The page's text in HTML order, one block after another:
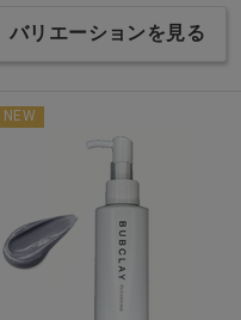
バリエーションを見る
NEW